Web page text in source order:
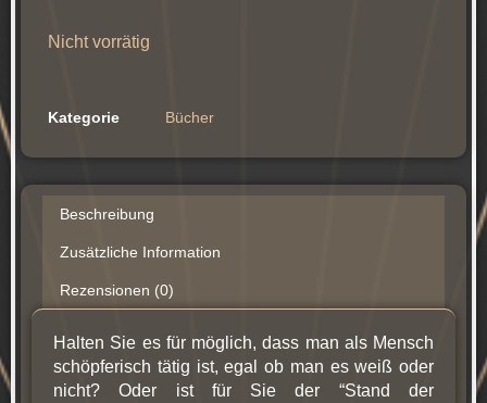
Nicht vorrätig
Kategorie Bücher
Beschreibung
Zusätzliche Information
Rezensionen (0)
Halten Sie es für möglich, dass man als Mensch
schöpferisch tätig ist, egal ob man es weiß oder
nicht? Oder ist für Sie der “Stand der